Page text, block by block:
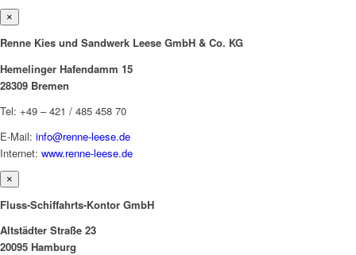
×
Renne Kies und Sandwerk Leese GmbH & Co. KG
Hemelinger Hafendamm 15
28309 Bremen
Tel: +49 – 421 / 485 458 70
E-Mail: info@renne-leese.de
Internet: www.renne-leese.de
×
Fluss-Schiffahrts-Kontor GmbH
Altstädter Straße 23
20095 Hamburg